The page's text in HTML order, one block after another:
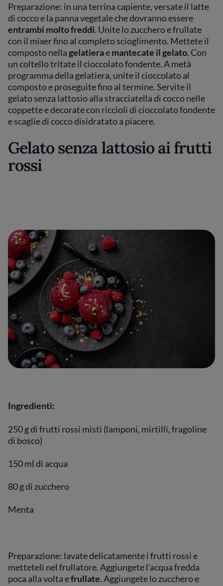
Preparazione: in una terrina capiente, versate il latte
di cocco e la panna vegetale che dovranno essere
entrambi molto freddi. Unite lo zucchero e frullate
con il mixer fino al completo scioglimento. Mettete il
composto nellagelatieraemantecate il gelato. Con
un coltello tritate il cioccolato fondente. A metà
programma della gelatiera, unite il cioccolato al
composto e proseguite fino al termine. Servite il
gelato senza lattosio alla stracciatella di cocco nelle
coppette e decorate con riccioli di cioccolato fondente
e scaglie di cocco disidratato a piacere.
Gelato senza lattosio ai frutti
rossi
Ingredienti:
250 g di frutti rossi misti (lamponi, mirtilli, fragoline
di bosco)
150 ml di acqua
80 g di zucchero
Menta
Preparazione: lavate delicatamente i frutti rossi e
metteteli nel frullatore. Aggiungete l’acqua fredda
poca alla volta efrullate. Aggiungete lo zucchero e